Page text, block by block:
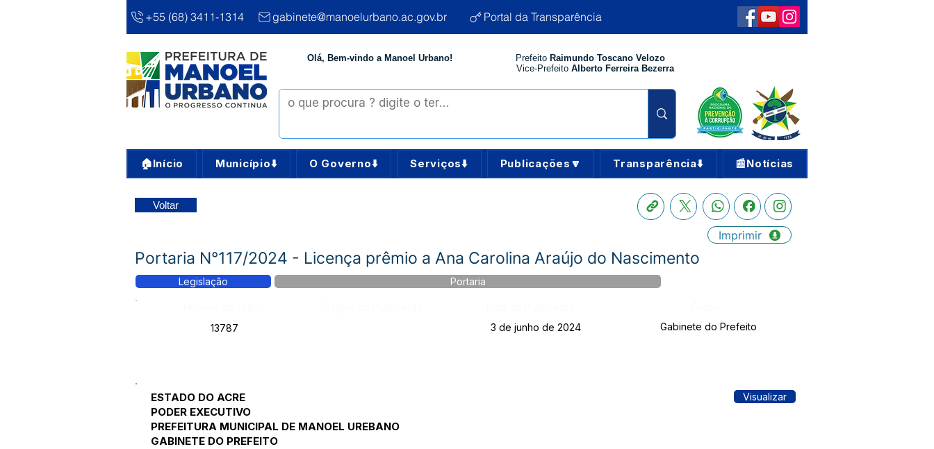
+55 (68) 3411-1314 gabinete@manoelurbano.ac.gov.br Portal da Transparência
Olá, Bem-vindo a Manoel Urbano! Prefeito Raimundo Toscano Velozo
Vice-Prefeito Alberto Ferreira Bezerra
🏠Início Município⬇️ O Governo⬇️ Serviços⬇️ Publicações🔽 Transparência⬇️ 📰Notícias
Voltar
Imprimir
Portaria N°117/2024 - Licença prêmio a Ana Carolina Araújo do Nascimento
Legislação Portaria
13787
3 de junho de 2024 Gabinete do Prefeito
ESTADO DO ACRE
PODER EXECUTIVO
PREFEITURA MUNICIPAL DE MANOEL UREBANO
GABINETE DO PREFEITO
Visualizar